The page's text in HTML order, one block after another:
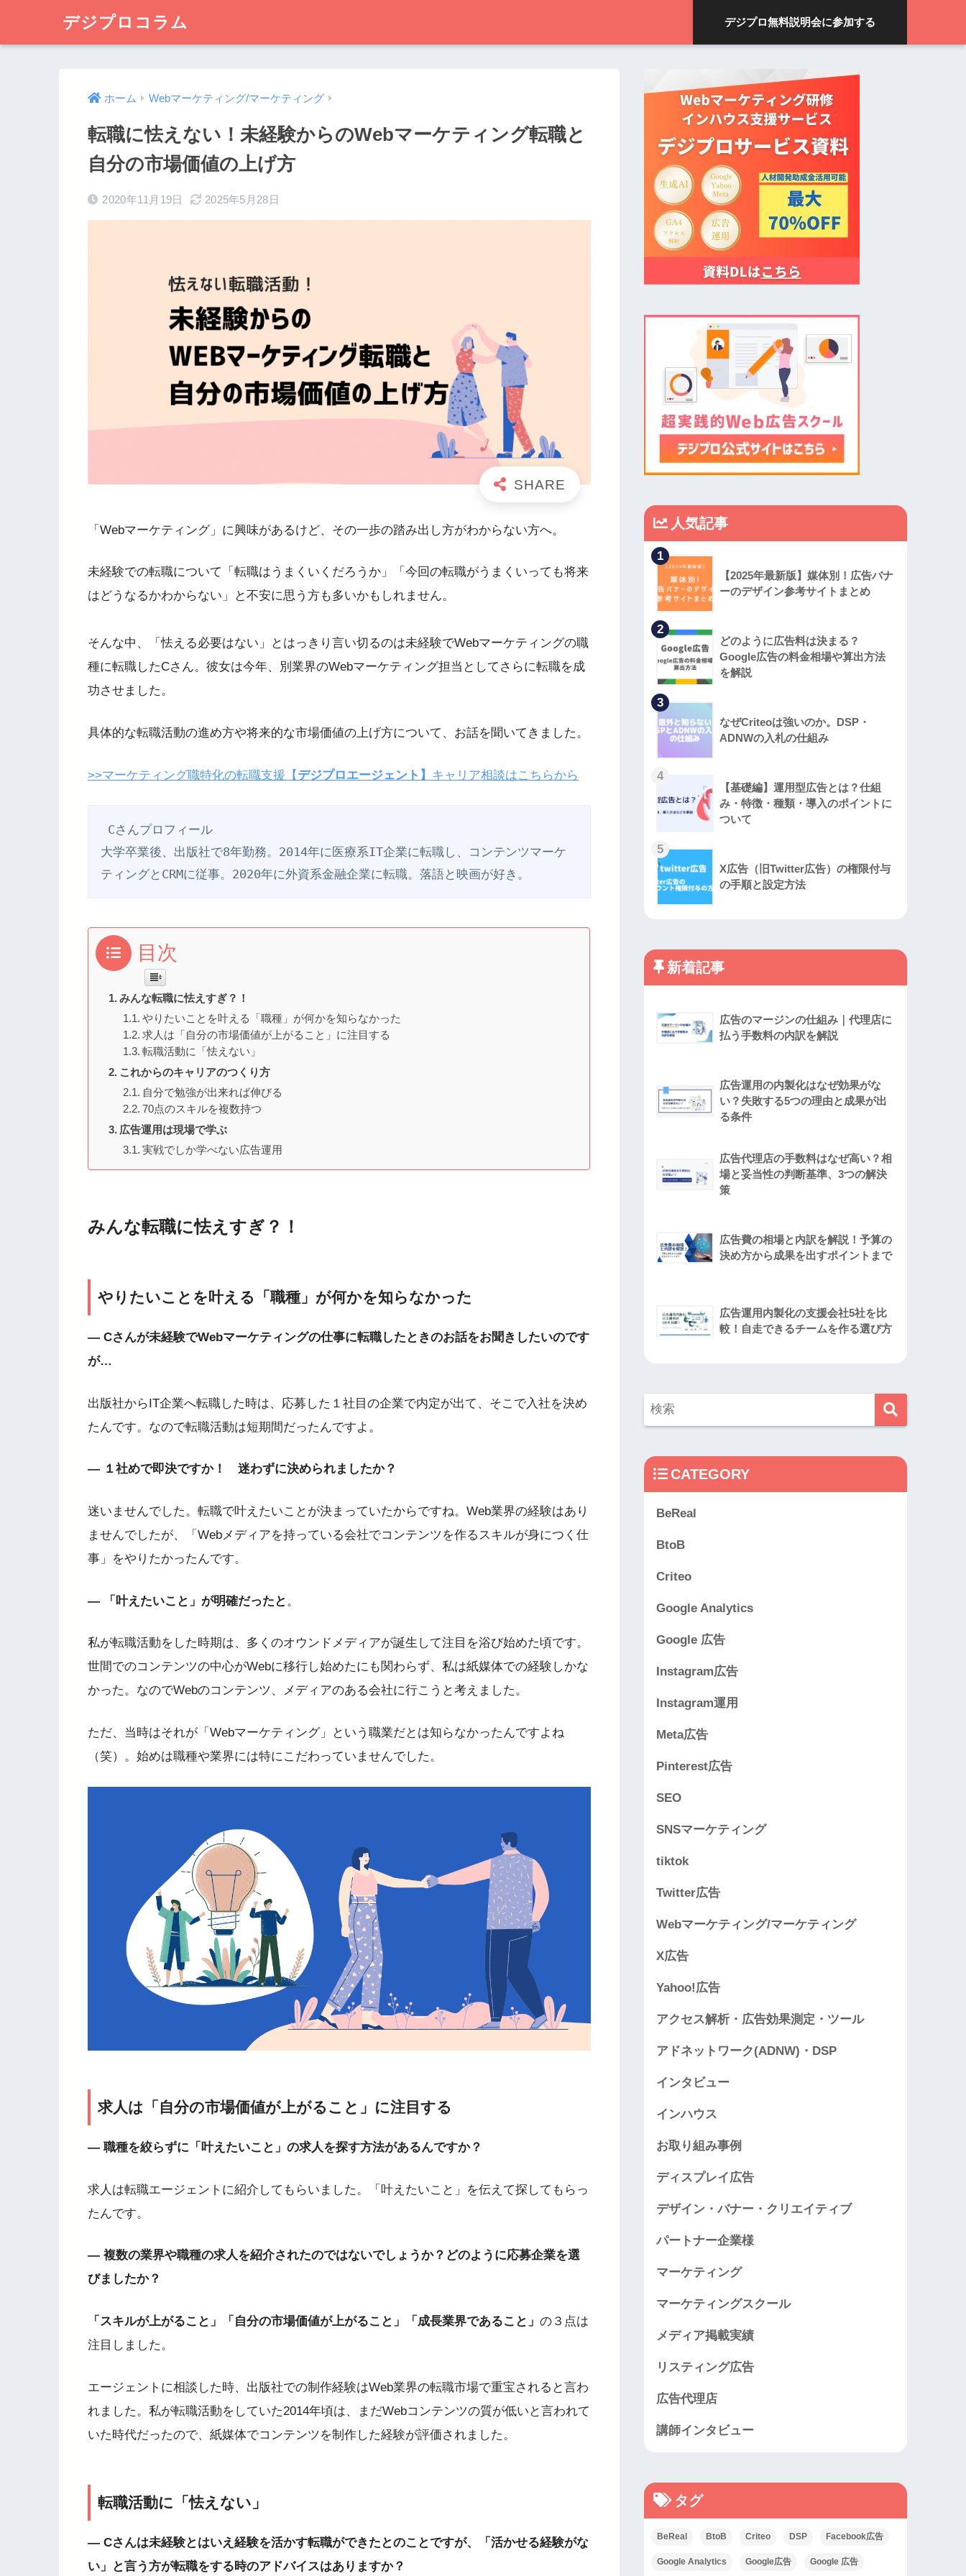
デジプロコラム デジプロ無料説明会に参加する
ホーム Webマーケティング/マーケティング
転職に怯えない！未経験からのWebマーケティング転職と
自分の市場価値の上げ方
2020年11月19日 2025年5月28日
「Webマーケティング」に興味があるけど、その一歩の踏み出し方がわからない方へ。
未経験での転職について「転職はうまくいくだろうか」「今回の転職がうまくいっても将来
はどうなるかわからない」と不安に思う方も多いかもしれません。
そんな中、「怯える必要はない」とはっきり言い切るのは未経験でWebマーケティングの職
種に転職したCさん。彼女は今年、別業界のWebマーケティング担当としてさらに転職を成
功させました。
具体的な転職活動の進め方や将来的な市場価値の上げ方について、お話を聞いてきました。
>>マーケティング職特化の転職支援【 デジプロエージェント】 キャリア相談はこちらから
Cさんプロフィール
大学卒業後、出版社で8年勤務。2014年に医療系IT企業に転職し、コンテンツマーケ
ティングとCRMに従事。2020年に外資系金融企業に転職。落語と映画が好き。
目次
みんな転職に怯えすぎ？！
やりたいことを叶える「職種」が何かを知らなかった
求人は「自分の市場価値が上がること」に注目する
転職活動に「怯えない」
これからのキャリアのつくり方
自分で勉強が出来れば伸びる
70点のスキルを複数持つ
広告運用は現場で学ぶ
実戦でしか学べない広告運用
みんな転職に怯えすぎ？！
やりたいことを叶える「職種」が何かを知らなかった
— Cさんが未経験でWebマーケティングの仕事に転職したときのお話をお聞きしたいのです
が…
出版社からIT企業へ転職した時は、応募した１社目の企業で内定が出て、そこで入社を決め
たんです。なので転職活動は短期間だったんですよ。
— １社めで即決ですか！ 迷わずに決められましたか？
迷いませんでした。転職で叶えたいことが決まっていたからですね。Web業界の経験はあり
ませんでしたが、「Webメディアを持っている会社でコンテンツを作るスキルが身につく仕
事」をやりたかったんです。
— 「叶えたいこと」が明確だったと 。
私が転職活動をした時期は、多くのオウンドメディアが誕生して注目を浴び始めた頃です。
世間でのコンテンツの中心がWebに移行し始めたにも関わらず、私は紙媒体での経験しかな
かった。なのでWebのコンテンツ、メディアのある会社に行こうと考えました。
ただ、当時はそれが「Webマーケティング」という職業だとは知らなかったんですよね
（笑）。始めは職種や業界には特にこだわっていませんでした。
求人は「自分の市場価値が上がること」に注目する
— 職種を絞らずに「叶えたいこと」の求人を探す方法があるんですか？
求人は転職エージェントに紹介してもらいました。「叶えたいこと」を伝えて探してもらっ
たんです。
— 複数の業界や職種の求人を紹介されたのではないでしょうか？どのように応募企業を選
びましたか？
「スキルが上がること」「自分の市場価値が上がること」「成長業界であること」 の３点は
注目しました。
エージェントに相談した時、出版社での制作経験はWeb業界の転職市場で重宝されると言わ
れました。私が転職活動をしていた2014年頃は、まだWebコンテンツの質が低いと言われて
いた時代だったので、紙媒体でコンテンツを制作した経験が評価されました。
転職活動に「怯えない」
— Cさんは未経験とはいえ経験を活かす転職ができたとのことですが、「活かせる経験がな
い」と言う方が転職をする時のアドバイスはありますか？
人気記事
1
【2025年最新版】媒体別！広告バナ
ーのデザイン参考サイトまとめ
2
どのように広告料は決まる？
Google広告の料金相場や算出方法
を解説
3
なぜCriteoは強いのか。DSP・
ADNWの入札の仕組み
4
【基礎編】運用型広告とは？仕組
み・特徴・種類・導入のポイントに
ついて
5
X広告（旧Twitter広告）の権限付与
の手順と設定方法
新着記事
広告のマージンの仕組み｜代理店に
払う手数料の内訳を解説
広告運用の内製化はなぜ効果がな
い？失敗する5つの理由と成果が出
る条件
広告代理店の手数料はなぜ高い？相
場と妥当性の判断基準、3つの解決
策
広告費の相場と内訳を解説！予算の
決め方から成果を出すポイントまで
広告運用内製化の支援会社5社を比
較！自走できるチームを作る選び方
CATEGORY
BeReal
BtoB
Criteo
Google Analytics
Google 広告
Instagram広告
Instagram運用
Meta広告
Pinterest広告
SEO
SNSマーケティング
tiktok
Twitter広告
Webマーケティング/マーケティング
X広告
Yahoo!広告
アクセス解析・広告効果測定・ツール
アドネットワーク(ADNW)・DSP
インタビュー
インハウス
お取り組み事例
ディスプレイ広告
デザイン・バナー・クリエイティブ
パートナー企業様
マーケティング
マーケティングスクール
メディア掲載実績
リスティング広告
広告代理店
講師インタビュー
タグ
BeReal BtoB Criteo DSP Facebook広告
Google Analytics Google広告 Google 広告